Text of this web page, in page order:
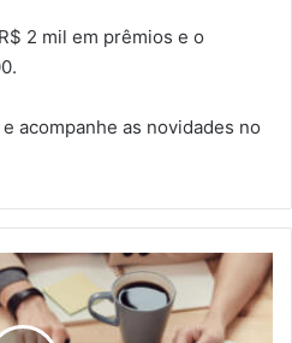
2 mil em prêmios e o
acompanhe as novidades no